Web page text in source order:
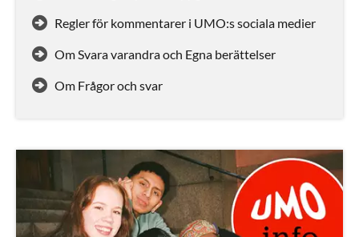
Regler för kommentarer i UMO:s sociala medier
Om Svara varandra och Egna berättelser
Om Frågor och svar